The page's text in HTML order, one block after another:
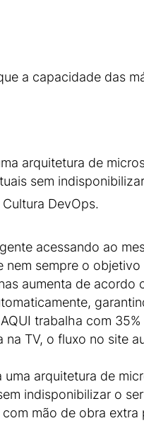
a capacidade das
arquitetura de
sem
DevOps.
acessando ao
nem sempre o
aumenta de
trabalha com
na TV, o fluxo no site
uma arquitetura de
indisponibilizar o
mão de obra